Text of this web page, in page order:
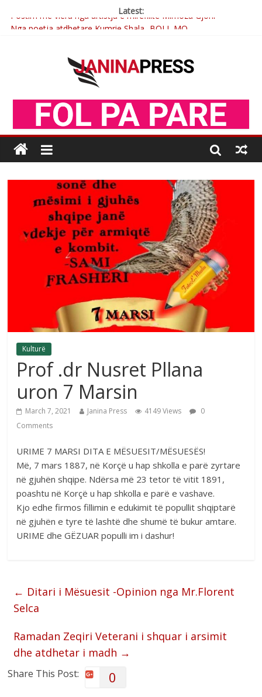
Latest:
Postim me vlera nga artistja e mirëfilltë Mimoza Gjoni
Nga poetja atdhetare Kumrie Shala -BOLL MO
Çlirimtari Mentor Mushkolaj nderohet me mirenjohje nga
Xhevdet Qeriqi Dega e invalidëve në Fushë Kosovë
Kulturë
Prof .dr Nusret Pllana
uron 7 Marsin
March 7, 2021 Janina Press 4149 Views
0
Comments
URIME 7 MARSI DITA E MËSUESIT/MËSUESËS!
Më, 7 mars 1887, në Korçë u hap shkolla e parë zyrtare
në gjuhën shqipe. Ndërsa më 23 tetor të vitit 1891,
poashtu në Korçë u hap shkolla e parë e vashave.
Kjo edhe firmos fillimin e edukimit të popullit shqiptarë
në gjuhën e tyre të lashtë dhe shumë të bukur amtare.
URIME dhe GËZUAR populli im i dashur!
← Ditari i Mësuesit -Opinion nga Mr.Florent
Selca
Ramadan Zeqiri Veterani i shquar i arsimit
dhe atdhetar i madh →
Share This Post: 0